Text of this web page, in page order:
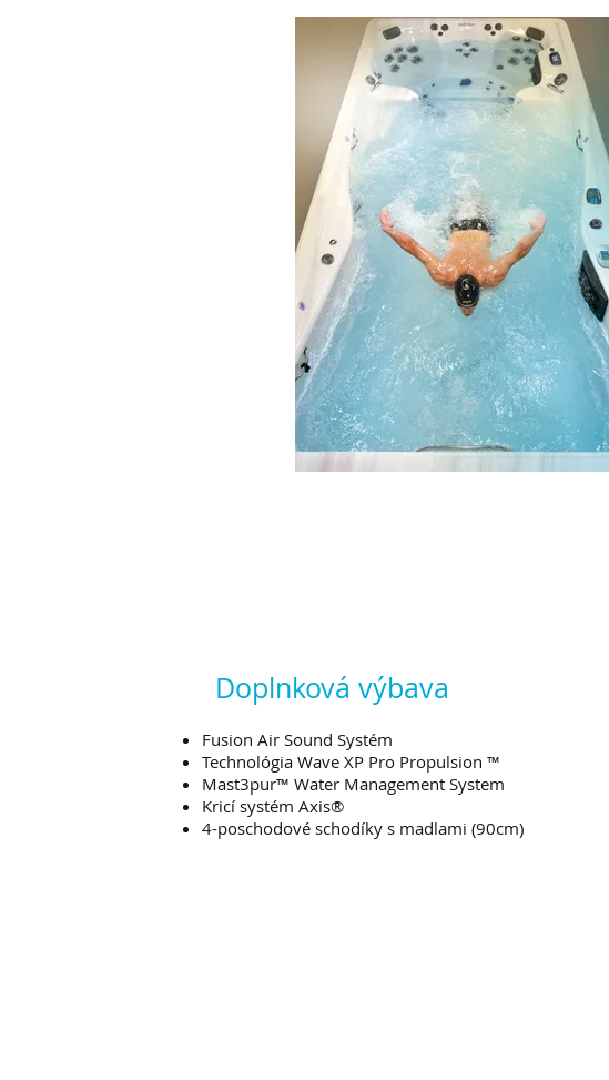
Doplnková výbava
Fusion Air Sound Systém
Technológia Wave XP Pro Propulsion ™
Mast3pur™ Water Management System
Kricí systém Axis®
4-poschodové schodíky s madlami (90cm)